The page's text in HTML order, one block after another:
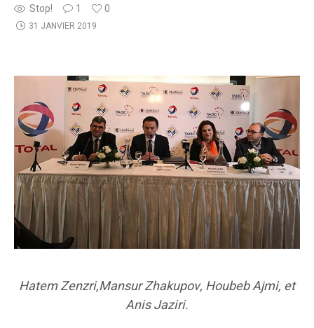
Stop! 1 0
31 JANVIER 2019
Hatem Zenzri,Mansur Zhakupov, Houbeb Ajmi, et
Anis Jaziri.